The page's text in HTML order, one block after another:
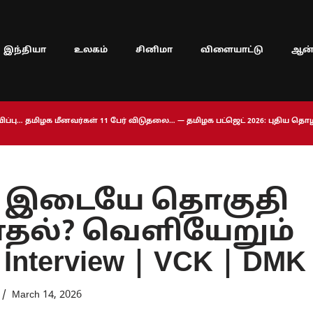
இந்தியா உலகம் சினிமா விளையாட்டு
தமிழக மீனவர்கள் 11 பேர் விடுதலை… — தமிழக பட்ஜெட் 2026: புதிய
இடையே தொகுதி
வெளியேறும்
| VCK | DMK
March 14, 2026